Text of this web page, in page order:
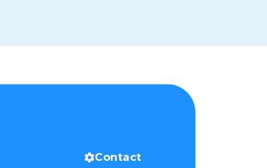
Contact